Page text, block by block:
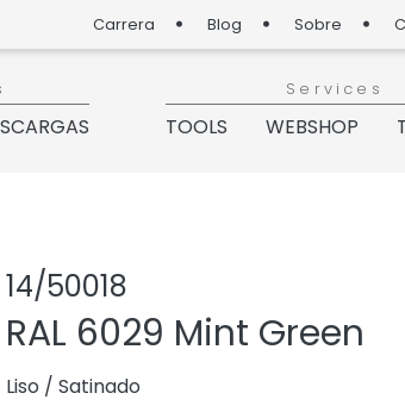
Carrera Blog Sobre
Services
TOOLS WEBSHOP
14/50018
RAL 6029 Mint Green
Liso /Satinado